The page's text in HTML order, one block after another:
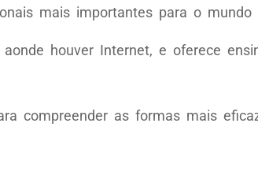
mais importantes para o mundo
houver Internet, e oferece
compreender as formas mais